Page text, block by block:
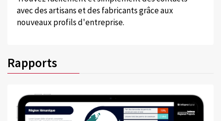
avec des artisans et des fabricants grâce aux
nouveaux profils d'entreprise.
Rapports